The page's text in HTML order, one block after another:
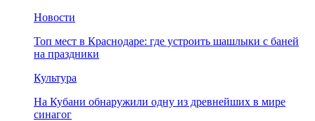
Новости
Топ мест в Краснодаре: где устроить шашлыки с баней
на праздники
Культура
На Кубани обнаружили одну из древнейших в мире
синагог